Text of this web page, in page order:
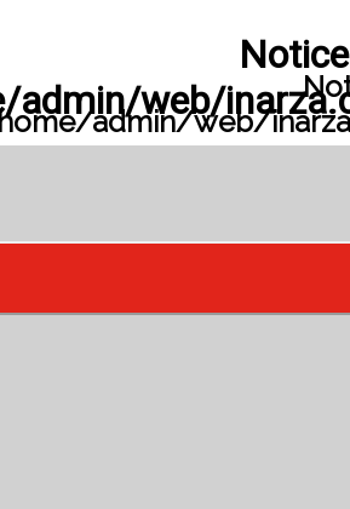
Notice
admin/web/
admin/web/